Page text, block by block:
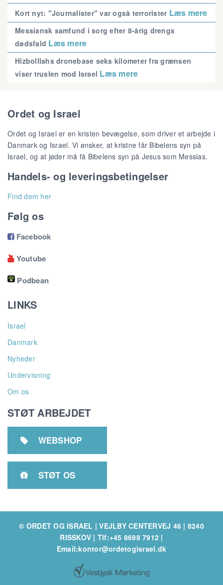
Kort nyt: "Journalister" var også terrorister Læs mere
Messiansk samfund i sorg efter 8-årig drengs
dødsfald Læs mere
Hizbolllahs dronebase seks kilometer fra grænsen
viser truslen mod Israel Læs mere
Ordet og Israel
Ordet og Israel er en kristen bevægelse, som driver et arbejde i
Danmark og Israel. Vi ønsker, at kristne får Bibelens syn på
Israel, og at jøder må få Bibelens syn på Jesus som Messias.
Handels- og leveringsbetingelser
Find dem her
Følg os
Facebook
Youtube
Podbean
LINKS
Israel
Danmark
Nyheder
Undervisning
Om os
STØT ARBEJDET
 WEBSHOP
 STØT OS
© ORDET OG ISRAEL | VEJLBY CENTERVEJ 46 | 8240
RISSKOV | Tlf:+45 8698 7912 |
Email:kontor@ordetogisrael.dk